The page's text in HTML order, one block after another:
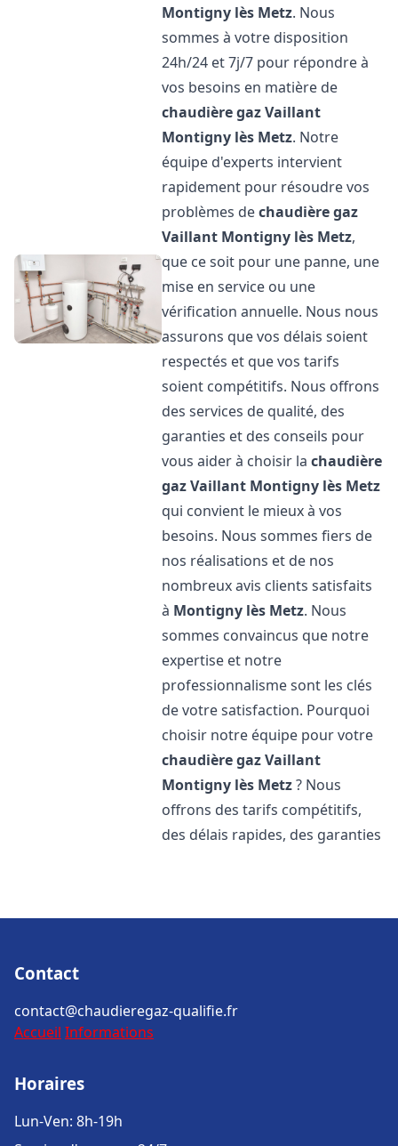
Montigny lès Metz. Nous
sommes à votre disposition
24h/24 et 7j/7 pour répondre à
vos besoins en matière de
chaudière gaz Vaillant
Montigny lès Metz. Notre
équipe d'experts intervient
rapidement pour résoudre vos
problèmes dechaudière gaz
Vaillant Montigny lès Metz,
que ce soit pour une panne, une
mise en service ou une
vérification annuelle. Nous nous
assurons que vos délais soient
respectés et que vos tarifs
soient compétitifs. Nous offrons
des services de qualité, des
garanties et des conseils pour
vous aider à choisir lachaudière
gaz Vaillant Montigny lès Metz
qui convient le mieux à vos
besoins. Nous sommes fiers de
nos réalisations et de nos
nombreux avis clients satisfaits
à Montigny lès Metz. Nous
sommes convaincus que notre
expertise et notre
professionnalisme sont les clés
de votre satisfaction. Pourquoi
choisir notre équipe pour votre
chaudière gaz Vaillant
Montigny lès Metz? Nous
offrons des tarifs compétitifs,
des délais rapides, des garanties
Contact
contact@chaudieregaz-qualifie.fr
Accueil Informations
Horaires
Lun-Ven: 8h-19h